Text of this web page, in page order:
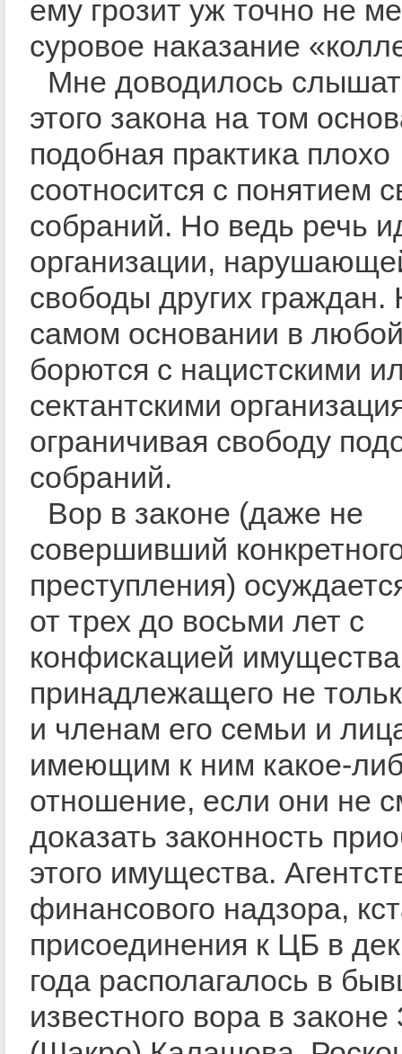
ему грозит уж точно не
суровое наказание
Мне доводилось
этого закона на том
подобная практика плохо
соотносится с понятием
собраний. Но ведь речь
организации,
свободы других
самом основании в
борются с нацистскими
сектантскими
ограничивая свободу
собраний.
Вор в законе (даже не
совершивший
преступления)
от трех до восьми лет с
конфискацией
принадлежащего не
и членам его семьи и
имеющим к ним какое-
отношение, если они не
доказать законность
этого имущества.
финансового надзора,
присоединения к ЦБ в
года располагалось в
известного вора в